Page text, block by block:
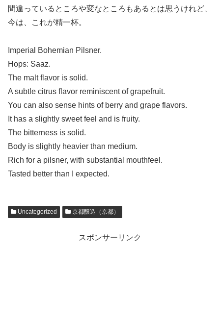
間違っているところや変なところもあるとは思うけれど、
今は、これが精一杯。
Imperial Bohemian Pilsner.
Hops: Saaz.
The malt flavor is solid.
A subtle citrus flavor reminiscent of grapefruit.
You can also sense hints of berry and grape flavors.
It has a slightly sweet feel and is fruity.
The bitterness is solid.
Body is slightly heavier than medium.
Rich for a pilsner, with substantial mouthfeel.
Tasted better than I expected.
Uncategorized 京都醸造（京都）
スポンサーリンク